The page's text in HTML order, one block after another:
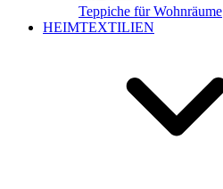
Teppiche für Wohnräume
HEIMTEXTILIEN